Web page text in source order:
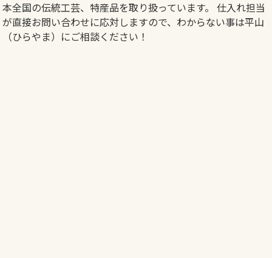
本全国の伝統工芸、特産品を取り扱っています。 仕入れ担当
が直接お問い合わせに応対しますので、わからない事は平山
（ひらやま）にご相談ください！